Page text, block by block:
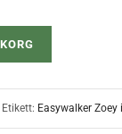
Etikett: Easywalker